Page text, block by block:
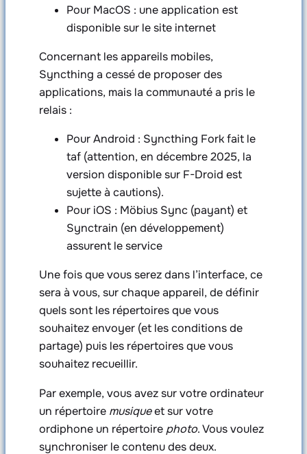
Pour MacOS : une application est
disponible sur le site internet
Concernant les appareils mobiles,
Syncthing a cessé de proposer des
applications, mais la communauté a pris le
relais :
Pour Android : Syncthing Fork fait le
taf (attention, en décembre 2025, la
version disponible sur F-Droid est
sujette à cautions).
Pour iOS : Möbius Sync (payant) et
Synctrain (en développement)
assurent le service
Une fois que vous serez dans l’interface, ce
sera à vous, sur chaque appareil, de définir
quels sont les répertoires que vous
souhaitez envoyer (et les conditions de
partage) puis les répertoires que vous
souhaitez recueillir.
Par exemple, vous avez sur votre ordinateur
un répertoire musiqueet sur votre
ordiphone un répertoire photo. Vous voulez
synchroniser le contenu des deux.